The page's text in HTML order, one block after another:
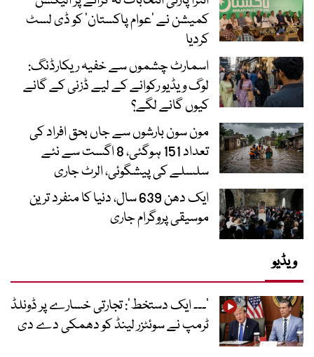
کمیشن نے ’عوام پاکستان‘ کو ڈی لسٹ
کردیا
اسمارٹ چشموں سے خفیہ ریکارڈنگ:
لوگ ویڈیو رکوانے کے لیے ڈزنی کے گانے
کیوں گانے لگے؟
مون سون بارشوں سے جاں بحق افراد کی
تعداد 151 ہوگئی، 8 اگست سے نئے
سلسلے کی پیشگوئی، الرٹ جاری
ایک دھن 639 سال، دنیا کا منفرد ترین
موسیقی پروگرام جاری
ویڈیو
’۔۔۔ ایک دستخط‘: تجارتی خسارے پر ڈونلڈ
ٹرمپ نے سوئٹزر لینڈ کو دھمکی دے دی